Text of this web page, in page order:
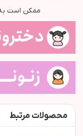
ممکن است به
محصولات مرتبط